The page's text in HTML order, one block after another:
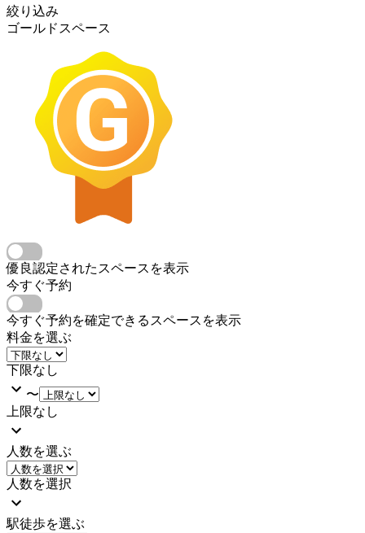
絞り込み
ゴールドスペース
優良認定されたスペースを表示
今すぐ予約
今すぐ予約を確定できるスペースを表示
料金を選ぶ
下限なし
〜
上限なし
人数を選ぶ
人数を選択
駅徒歩を選ぶ